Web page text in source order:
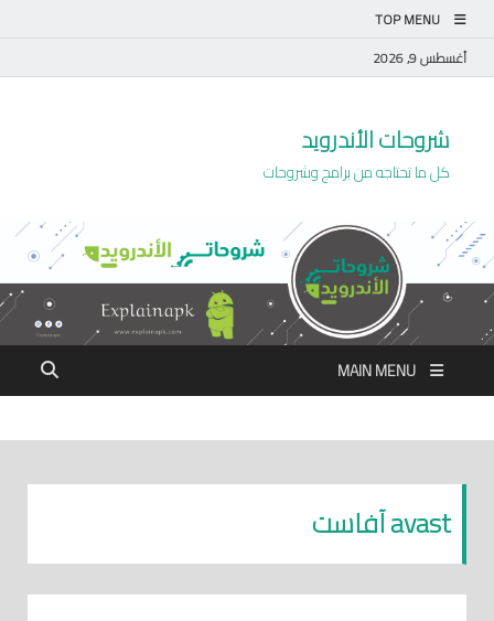
TOP MENU
أغسطس 9, 2026
شروحات الأندرويد
كل ما تحتاجه من برامج وشروحات
MAIN MENU
avast آفاست